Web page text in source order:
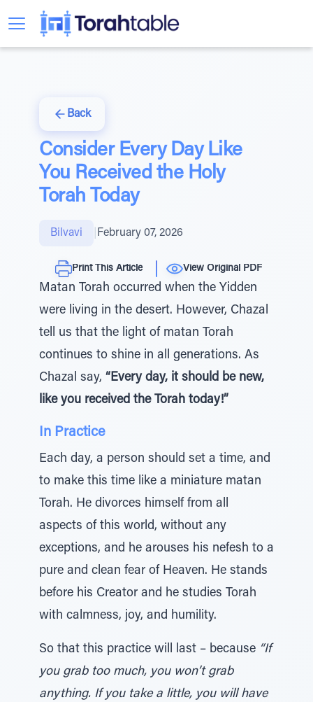
Back
Consider Every Day Like
You Received the Holy
Torah Today
Bilvavi February 07, 2026
Print This Article View Original PDF
Matan Torah occurred when the Yidden
were living in the desert. However, Chazal
tell us that the light of matan Torah
continues to shine in all generations. As
Chazal say, “Every day, it should be new,
like you received the Torah today!”
In Practice
Each day, a person should set a time, and
to make this time like a miniature matan
Torah. He divorces himself from all
aspects of this world, without any
exceptions, and he arouses his nefesh to a
pure and clean fear of Heaven. He stands
before his Creator and he studies Torah
with calmness, joy, and humility.
So that this practice will last – because “If
you grab too much, you won’t grab
anything. If you take a little, you will have